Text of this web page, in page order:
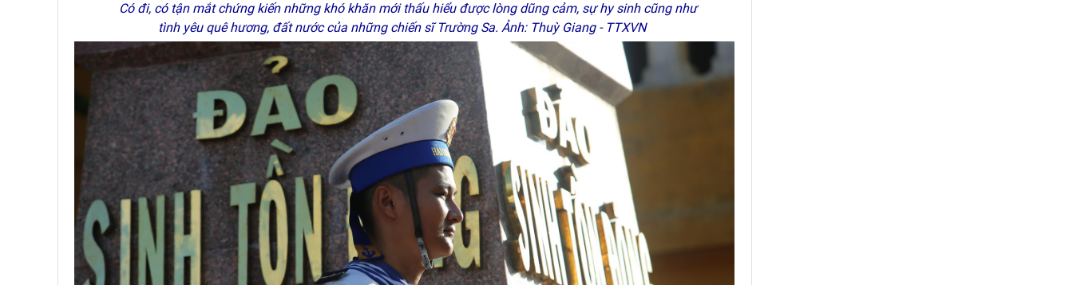
Có đi, có tận mắt chứng kiến những khó khăn mới thấu hiểu được lòng dũng cảm, sự hy sinh cũng như
tình yêu quê hương, đất nước của những chiến sĩ Trường Sa. Ảnh: Thuỳ Giang - TTXVN